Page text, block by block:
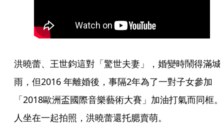
洪曉蕾、王世鈞這對「驚世夫妻」，婚變時鬧得滿城
雨，但2016 年離婚後，事隔2年為了一對子女參加
「2018歐洲盃國際音樂藝術大賽」加油打氣而同框
人坐在一起拍照，洪曉蕾還托腮賣萌。